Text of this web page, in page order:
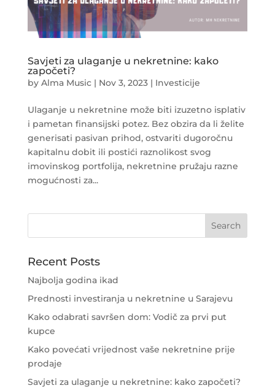
Savjeti za ulaganje u nekretnine: kako
započeti?
by Alma Music| Nov 3, 2023| Investicije
Ulaganje u nekretnine može biti izuzetno isplativ
i pametan finansijski potez. Bez obzira da li želite
generisati pasivan prihod, ostvariti dugoročnu
kapitalnu dobit ili postići raznolikost svog
imovinskog portfolija, nekretnine pružaju razne
mogućnosti za...
Recent Posts
Najbolja godina ikad
Prednosti investiranja u nekretnine u Sarajevu
Kako odabrati savršen dom: Vodič za prvi put
kupce
Kako povećati vrijednost vaše nekretnine prije
prodaje
Savjeti za ulaganje u nekretnine: kako započeti?